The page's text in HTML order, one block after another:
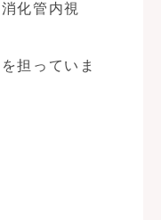
化管内視
担っていま